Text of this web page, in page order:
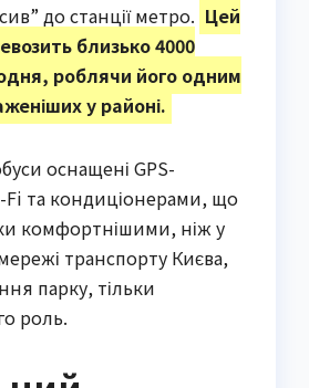
до станції метро. Цей
близько 4000
роблячи його одним
у районі.
оснащені GPS-
Fi та кондиціонерами, що
комфортнішими, ніж у
транспорту Києва,
парку, тільки
роль.